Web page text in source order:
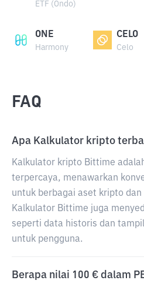
ETF (Ondo)
ONE
Harmony
CELO
Celo
FAQ
Apa Kalkulator kripto
Kalkulator kripto Bittime
terpercaya, menawarkan
untuk berbagai aset kripto
Kalkulator Bittime juga
seperti data historis dan
untuk pengguna.
Berapa nilai 100 € dalam